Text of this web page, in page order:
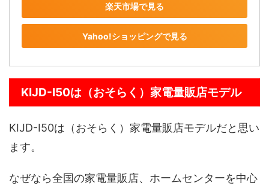
楽天市場で見る
Yahoo!ショッピングで見る
KIJD-I50は（おそらく）家電量販店モデル
KIJD-I50は（おそらく）家電量販店モデルだと思い
ます。
なぜなら全国の家電量販店、ホームセンターを中心